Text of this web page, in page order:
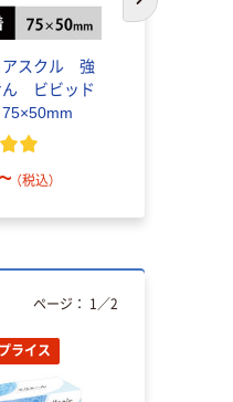
アスクル 強
ん ビビッド
（税込）
次のスライド
ライス
ページ： 1 ／2